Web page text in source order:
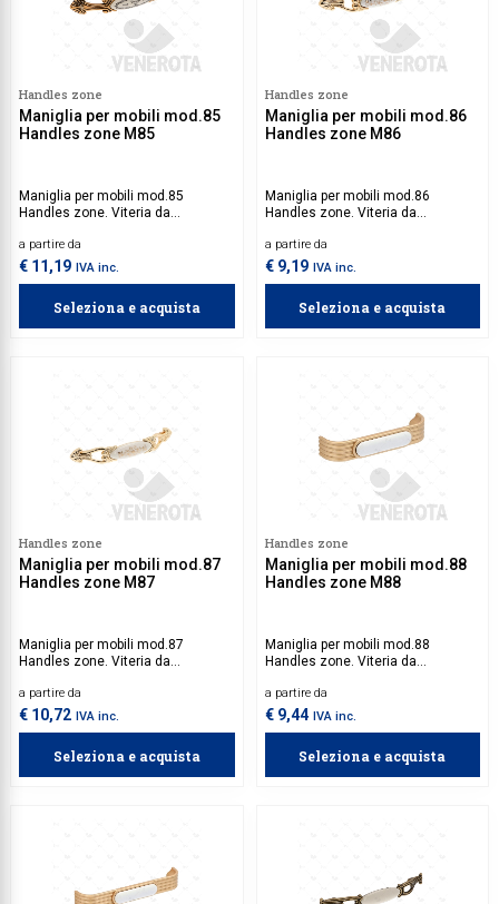
Handles zone
Maniglia per mobili mod.85
Handles zone M85
Maniglia per mobili mod.85
Handles zone. Viteria da
a partire da
€ 11,19 IVA inc.
Seleziona e acquista
Handles zone
Maniglia per mobili mod.86
Handles zone M86
Maniglia per mobili mod.86
Handles zone. Viteria da
a partire da
€ 9,19 IVA inc.
Seleziona e acquista
Handles zone
Maniglia per mobili mod.87
Handles zone M87
Maniglia per mobili mod.87
Handles zone. Viteria da
a partire da
€ 10,72 IVA inc.
Seleziona e acquista
Handles zone
Maniglia per mobili mod.88
Handles zone M88
Maniglia per mobili mod.88
Handles zone. Viteria da
a partire da
€ 9,44 IVA inc.
Seleziona e acquista